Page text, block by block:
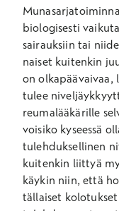
biologisesti
sairauksiin tai
naiset kuitenkin
on olkapäävaivaa,
tulee
reumalääkärille
voisiko kyseessä
tulehduksellinen
kuitenkin liittyä
käykin niin, että
tällaiset kolotukset